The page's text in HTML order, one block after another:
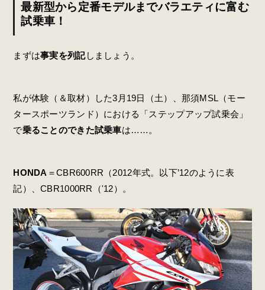
最新型から定番モデルまでバラエティに富む
試乗車！
まずは事実を列記しましょう。
私が体験（＆取材）した3月19日（土）、那須MSL（モー
タースポーツランド）における「ステップアップ試乗会」
で乗ることのできた試乗車は……。
HONDA ＝CBR600RR（2012年式。以下’12のように表
記）、CBR1000RR（'12）。